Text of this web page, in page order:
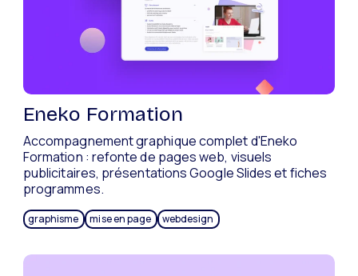
Eneko Formation
Accompagnement graphique complet d'Eneko
Formation : refonte de pages web, visuels
publicitaires, présentations Google Slides et fiches
programmes.
graphisme mise en page webdesign